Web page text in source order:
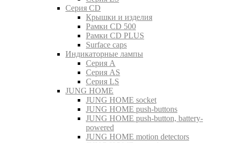
Серия CD
Крышки и изделия
Рамки CD 500
Рамки CD PLUS
Surface caps
Индикаторные лампы
Серия A
Серия AS
Серия LS
JUNG HOME
JUNG HOME socket
JUNG HOME push-buttons
JUNG HOME push-button, battery-
powered
JUNG HOME motion detectors